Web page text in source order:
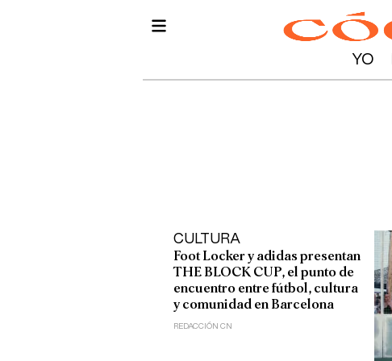
YO
CULTURA
Foot Locker y adidas presentan
THE BLOCK CUP, el punto de
encuentro entre fútbol, cultura
y comunidad en Barcelona
REDACCIÓN CN